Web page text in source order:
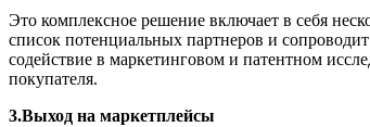
Это комплексное решение включает в себя
список потенциальных партнеров и
содействие в маркетинговом и патентном
покупателя.
3.Выход на маркетплейсы